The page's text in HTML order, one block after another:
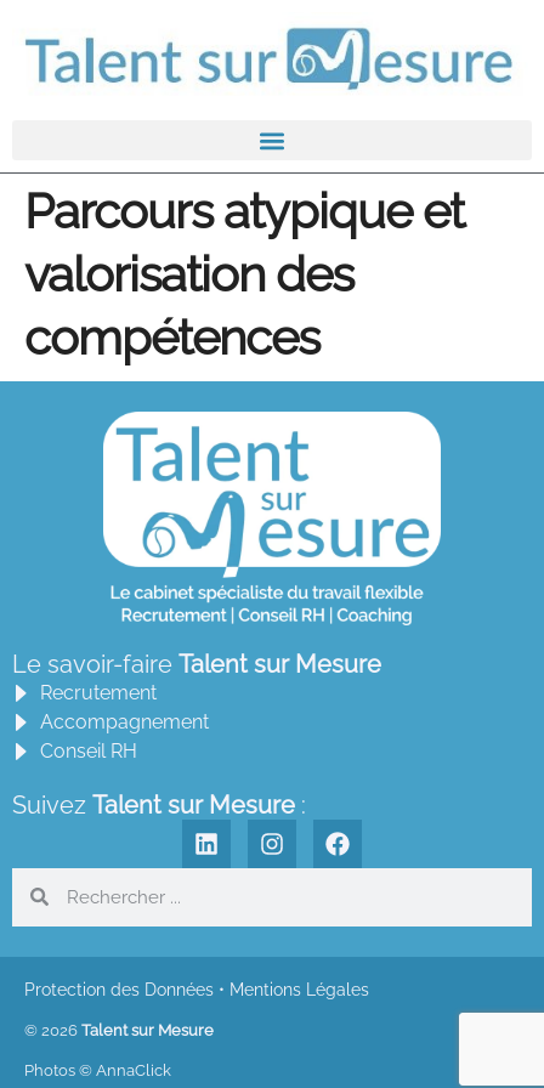
Parcours atypique et
valorisation des
compétences
Le savoir-faire Talent sur Mesure
Recrutement
Accompagnement
Conseil RH
Suivez Talent sur Mesure :
Protection des Données • Mentions Légales
© 2026 Talent sur Mesure
Photos © AnnaClick